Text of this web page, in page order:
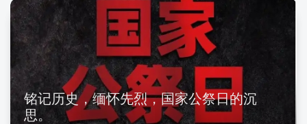
铭记历史，缅怀先烈，国家公祭日的沉
思。